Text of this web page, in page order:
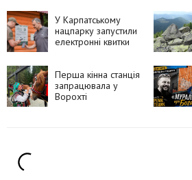
У Карпатському
нацпарку запустили
електронні квитки
Перша кінна станція
запрацювала у
Ворохті